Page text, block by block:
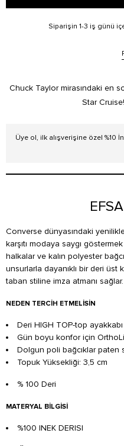
Siparişin 1-3 iş günü
Chuck Taylor mirasındaki en
Star Cruise!
Üye ol, ilk alışverişine özel %10
Converse dünyasındaki
karşıtı modaya saygı
halkalar ve kalın polyester
unsurlarla dayanıklı bir deri üst
taban stiline imza atmanı sağlar.
NEDEN TERCIH ETMELISIN
Deri HIGH TOP-top ayakkabı
Gün boyu konfor için
Dolgun poli bağcıklar
Topuk Yüksekliği: 3,5 cm
% 100 Deri
MATERYAL BILGISI
%100 INEK DERISI